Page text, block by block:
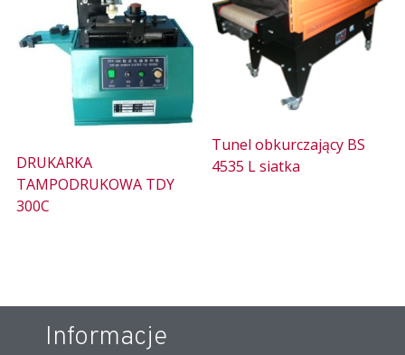
DRUKARKA
TAMPODRUKOWA TDY
300C
Tunel obkurczający BS
4535 L siatka
Informacje